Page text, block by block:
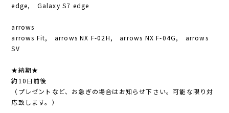
edge, Galaxy S7 edge
arrows
arrows Fit, arrows NX F-02H, arrows NX F-04G, arrows
SV
★納期★
約10日前後
（プレゼントなど、お急ぎの場合はお知らせ下さい。可能な限り対
応致します。）